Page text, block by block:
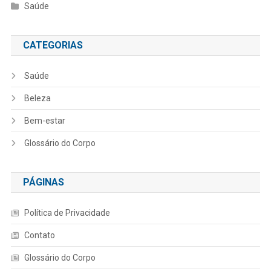
Saúde
CATEGORIAS
Saúde
Beleza
Bem-estar
Glossário do Corpo
PÁGINAS
Política de Privacidade
Contato
Glossário do Corpo